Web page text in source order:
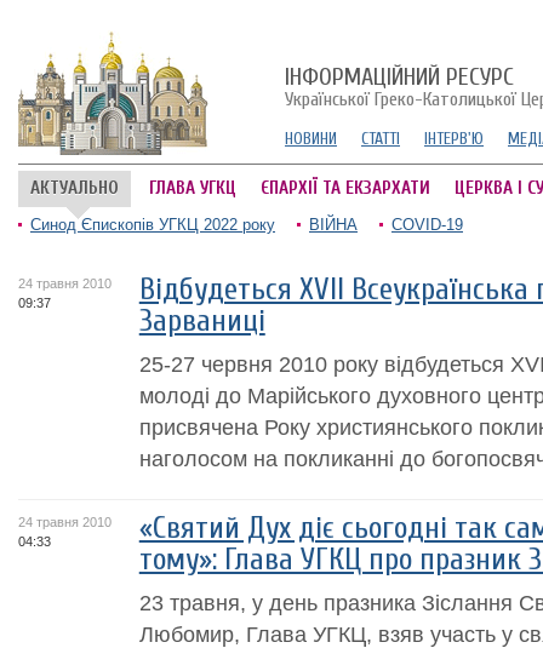
ІНФОРМАЦІЙНИЙ РЕСУРС
Української Греко-Католицької
НОВИНИ СТАТТІ ІНТЕРВ'Ю
АКТУАЛЬНО ГЛАВА УГКЦ ЄПАРХІЇ ТА ЕКЗАРХАТИ ЦЕРКВА І
Синод Єпископів УГКЦ 2022 року ВІЙНА COVID-19
24 травня 2010
09:37
Відбудеться XVII
Зарваниці
25-27 червня 2010 року відбудеться
молоді до Марійського духовного
присвячена Року християнського
наголосом на покликанні до
24 травня 2010
04:33
«Святий Дух діє сьогодні так
тому»: Глава УГКЦ про празник
23 травня, у день празника Зіслання
Любомир, Глава УГКЦ, взяв участь у